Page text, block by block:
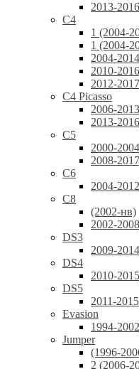
2013-2016
C4
1 (2004-
1 (2004-
2004-2014
2010-2016
2012-2017
C4 Picasso
2006-2013
2013-2016
C5
2000-2004
2008-2017
C6
2004-2012
C8
(2002-нв)
2002-2008
DS3
2009-2014
DS4
2010-2015
DS5
2011-2015
Evasion
1994-2002
Jumper
(1996-
2 (2006-